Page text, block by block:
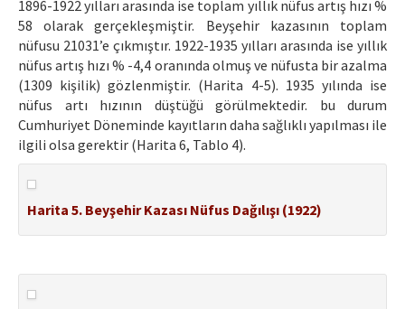
1896-1922 yılları arasında ise toplam yıllık nüfus artış hızı %
58 olarak gerçekleşmiştir. Beyşehir kazasının toplam
nüfusu 21031’e çıkmıştır. 1922-1935 yılları arasında ise yıllık
nüfus artış hızı % -4,4 oranında olmuş ve nüfusta bir azalma
(1309 kişilik) gözlenmiştir. (Harita 4-5). 1935 yılında ise
nüfus artı hızının düştüğü görülmektedir. bu durum
Cumhuriyet Döneminde kayıtların daha sağlıklı yapılması ile
ilgili olsa gerektir (Harita 6, Tablo 4).
Harita 5. Beyşehir Kazası Nüfus Dağılışı (1922)